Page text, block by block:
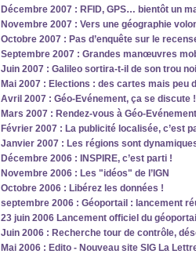
Décembre 2007 : RFID, GPS… bientôt un
Novembre 2007 : Vers une géographie
Octobre 2007 : Pas d’enquête sur le
Septembre 2007 : Grandes manœuvres
Juin 2007 : Galileo sortira-t-il de son trou
Mai 2007 : Elections : des cartes mais peu
Avril 2007 : Géo-Evénement, ça se discute !
Mars 2007 : Rendez-vous à Géo-
Février 2007 : La publicité localisée, c’est
Janvier 2007 : Les régions sont
Décembre 2006 : INSPIRE, c’est parti !
Novembre 2006 : Les "idéos" de l’IGN
Octobre 2006 : Libérez les données !
septembre 2006 : Géoportail : lancement
23 juin 2006 Lancement officiel du
Juin 2006 : Recherche tour de contrôle,
Mai 2006 : Edito - Nouveau site SIG La